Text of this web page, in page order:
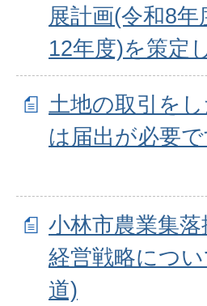
展計画(令和8年
12年度)を策定
土地の取引を
は届出が必要
小林市農業集
経営戦略につ
道)